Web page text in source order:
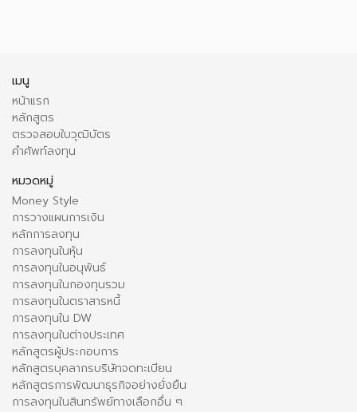
เมนู
หน้าแรก
หลักสูตร
ตรวจสอบใบวุฒิบัตร
คำศัพท์ลงทุน
หมวดหมู่
Money Style
การวางแผนการเงิน
หลักการลงทุน
การลงทุนในหุ้น
การลงทุนในอนุพันธ์
การลงทุนในกองทุนรวม
การลงทุนในตราสารหนี้
การลงทุนใน DW
การลงทุนในต่างประเทศ
หลักสูตรผู้ประกอบการ
หลักสูตรบุคลากรบริษัทจดทะเบียน
หลักสูตรการพัฒนาธุรกิจอย่างยั่งยืน
การลงทุนในสินทรัพย์ทางเลือกอื่น ๆ